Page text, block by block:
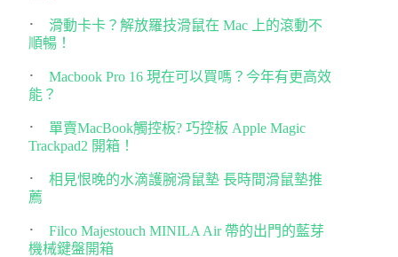
滑動卡卡？解放羅技滑鼠在 Mac 上的滾動不
順暢！
Macbook Pro 16 現在可以買嗎？今年有更高效
能？
單賣MacBook觸控板? 巧控板 Apple Magic
Trackpad2 開箱！
相見恨晚的水滴護腕滑鼠墊 長時間滑鼠墊推
薦
Filco Majestouch MINILA Air 帶的出門的藍芽
機械鍵盤開箱